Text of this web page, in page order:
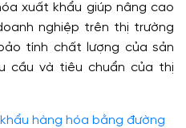
xuất khẩu giúp nâng cao
nghiệp trên thị trường
tính chất lượng của sản
cầu và tiêu chuẩn của thị
hàng hóa bằng đường